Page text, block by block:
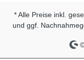
* Alle Preise inkl.
und ggf.
©